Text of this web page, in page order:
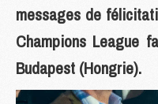
messages de
Champions League
Budapest (Hongrie).